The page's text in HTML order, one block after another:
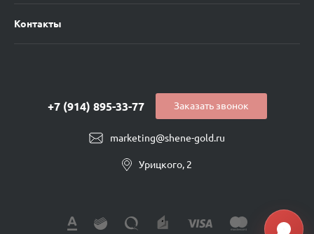
Контакты
marketing@shene-gold.ru
+7 (914) 895-33-77
Урицкого, 2
Заказать звонок